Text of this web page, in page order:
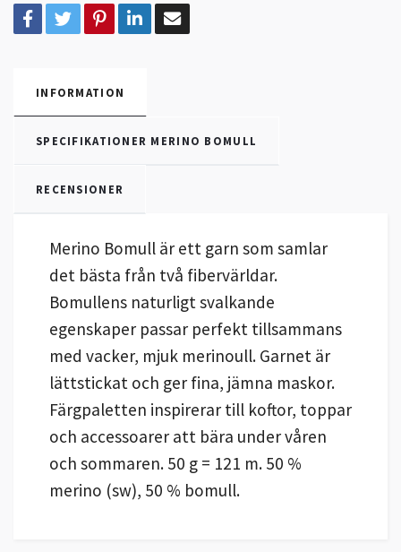
INFORMATION
SPECIFIKATIONER MERINO BOMULL
RECENSIONER
Merino Bomull är ett garn som samlar
det bästa från två fibervärldar.
Bomullens naturligt svalkande
egenskaper passar perfekt tillsammans
med vacker, mjuk merinoull. Garnet är
lättstickat och ger fina, jämna maskor.
Färgpaletten inspirerar till koftor, toppar
och accessoarer att bära under våren
och sommaren. 50 g = 121 m. 50 %
merino (sw), 50 % bomull.